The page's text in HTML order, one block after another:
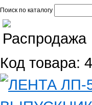
Поиск по каталогу
Код товара: